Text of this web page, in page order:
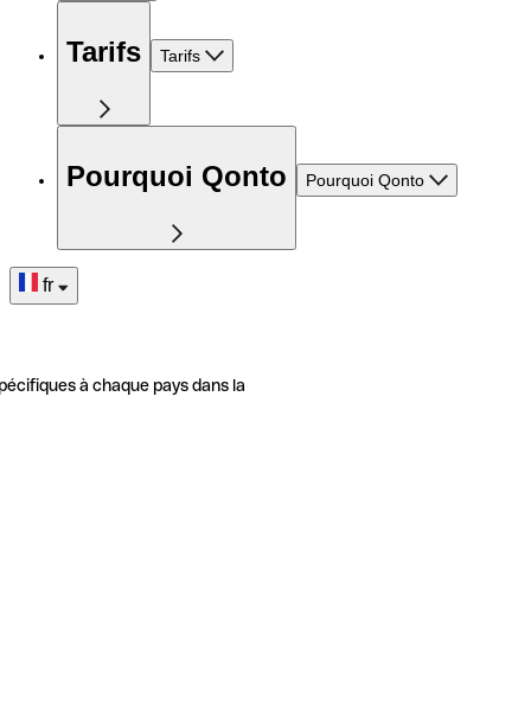
Tarifs Tarifs
Pourquoi Qonto Pourquoi Qonto
fr
à chaque pays dans la